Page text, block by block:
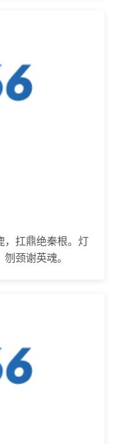
，扛鼎绝秦根。灯
颈谢英魂。